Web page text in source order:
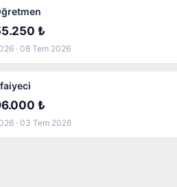
₺
· 08 Tem 2026
₺
· 03 Tem 2026